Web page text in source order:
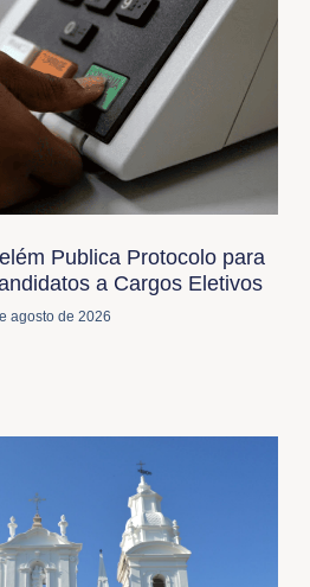
Publica Protocolo para
a Cargos Eletivos
agosto de 2026